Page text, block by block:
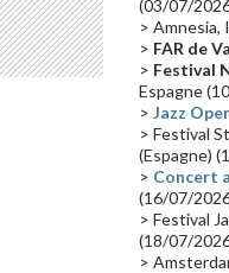
France 2
Critique(17)
Passages
Synthé 80's
Cinéma(16)
Synthé
Astronomie
(03/07/
> Amnesia,
> FAR de
> Festival
Espagne
> Jazz
> Festival
(Espagne)
> Concert
(16/07/
> Festival
(18/07/
>